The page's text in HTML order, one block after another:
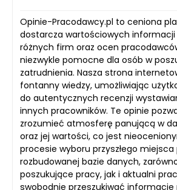
Opinie-Pracodawcy.pl to ceniona
dostarcza wartościowych
różnych firm oraz ocen
niezwykle pomocne dla osób w
zatrudnienia. Nasza strona
fontanny wiedzy, umożliwiając
do autentycznych recenzji
innych pracowników. Te opinie
zrozumieć atmosferę panującą w
oraz jej wartości, co jest
procesie wyboru przyszłego miejsca
rozbudowanej bazie danych,
poszukujące pracy, jak i aktualni
swobodnie przeszukiwać